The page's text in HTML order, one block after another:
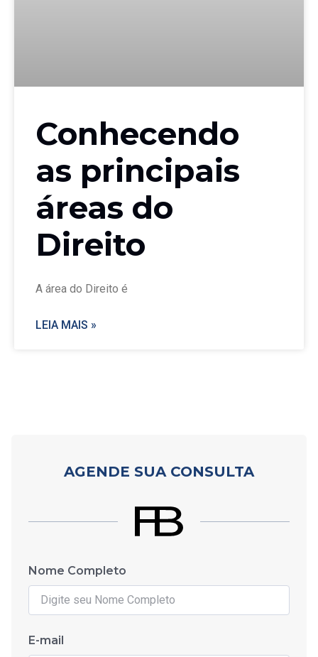
Conhecendo
as principais
áreas do
Direito
A área do Direito é
LEIA MAIS »
AGENDE SUA CONSULTA
Nome Completo
E-mail